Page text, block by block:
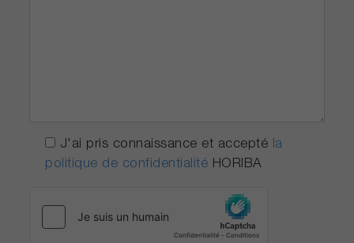
* Le LDL (σ) est la moitié du LDL (2σ)
différences entre les appareils.
* Veuillez nous consulter concernant la LDL
J'ai pris connaissance et accepté la
politique de confidentialité HORIBA